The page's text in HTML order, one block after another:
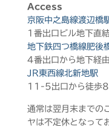
Access
京阪中之島線渡辺橋
1番出口ビル地下直
地下鉄四つ橋線肥後
4番出口から地下経
JR東西線北新地駅
11-5出口から徒歩
通常は翌月末までの
ヤは不定休となって